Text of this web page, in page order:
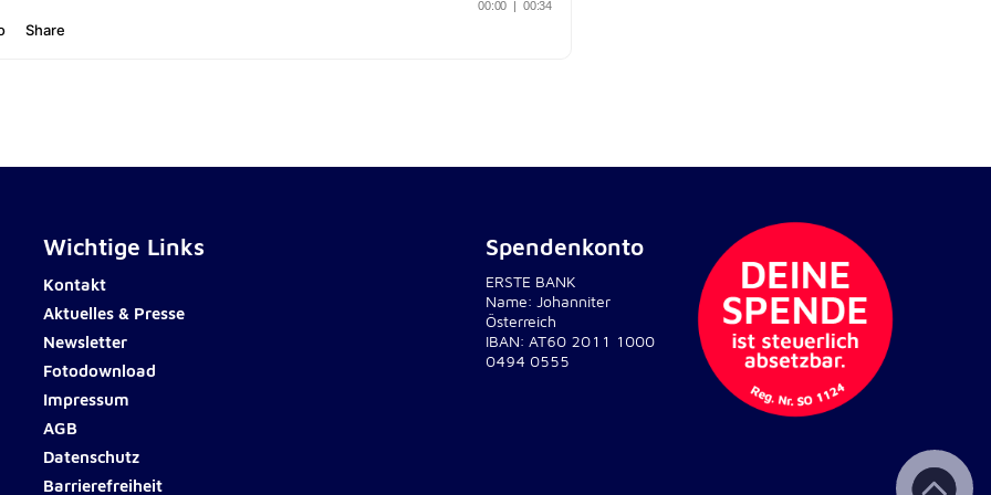
Wichtige Links
Kontakt
Aktuelles & Presse
Newsletter
Fotodownload
Impressum
AGB
Datenschutz
Barrierefreiheit
Spendenkonto
ERSTE BANK
Name: Johanniter
Österreich
IBAN: AT60 2011 1000
0494 0555